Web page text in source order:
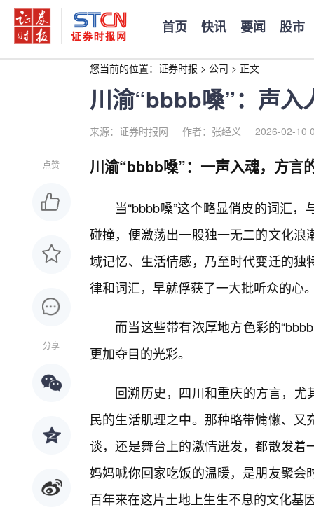
首页 快讯 要闻 股市
您当前的位置： 证券时报 > 公司 > 正文
川渝“bbbb嗓”：声入
来源：证券时报网 作者：张经义 2026-02-10
点赞
分享
川渝“bbbb嗓”：一声入魂，方言
当“bbbb嗓”这个略显俏皮的词汇
碰撞，便激荡出一股独一无二的文化
域记忆、生活情感，乃至时代变迁的
律和词汇，早就俘获了一大批听众的心
而当这些带有浓厚地方色彩的
更加夺目的光彩。
回溯历史，四川和重庆的方言，尤
民的生活肌理之中。那种略带慵懒、
谈，还是舞台上的激情迸发，都散发
妈妈喊你回家吃饭的温暖，是朋友聚
百年来在这片土地上生生不息的文化基